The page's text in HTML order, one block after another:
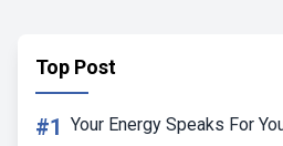
Top Post
#1 Your Energy Speaks For